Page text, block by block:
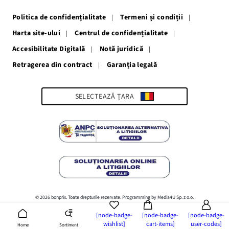
Home Sortiment
[node-badge-
wishlist]
[node-badge-
cart-items]
[node-badge-
user-codes]
fereastră
nouă
fereastră
nouă
fereastră
nouă
fereastră
nouă
fereastră
nouă
Politica de confidențialitate
Termeni și condiții
Harta site-ului
Centrul de confidențialitate
Accesibilitate Digitală
Notă juridică
Retragerea din contract
Garanția legală
Link-
deschide
într-
o
nouă
SELECTEAZĂ ȚARA
© 2026 bonprix. Toate drepturile rezervate. Programming by Media4U Sp. z o.o.